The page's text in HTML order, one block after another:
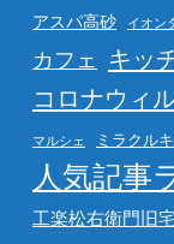
アスパ高砂 イオン
カフェ キッ
コロナウィ
マルシェ ミラクル
人気記事
工楽松右衛門旧